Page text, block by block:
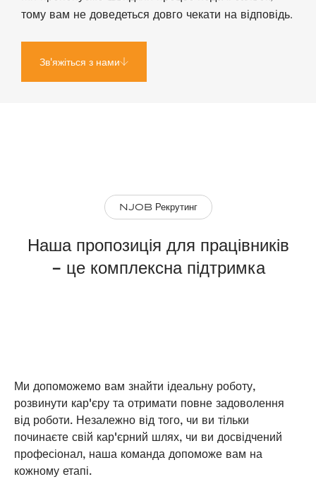
тому вам не доведеться довго чекати на відповідь.
Зв'яжіться з нами
NJOB Рекрутинг
Наша пропозиція для працівників
- це комплексна підтримка
Ми допоможемо вам знайти ідеальну роботу,
розвинути кар'єру та отримати повне задоволення
від роботи. Незалежно від того, чи ви тільки
починаєте свій кар'єрний шлях, чи ви досвідчений
професіонал, наша команда допоможе вам на
кожному етапі.